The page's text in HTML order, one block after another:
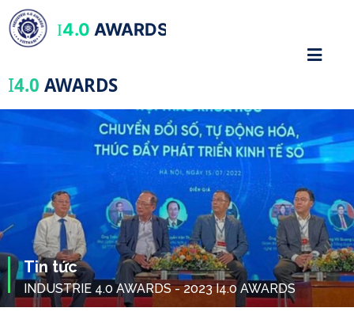
I4.0 AWARDS
I4.0 AWARDS
Tin tức
INDUSTRIE 4.0 AWARDS - 2023 I4.0 AWARDS